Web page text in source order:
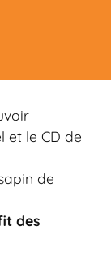
et le CD de
de
des